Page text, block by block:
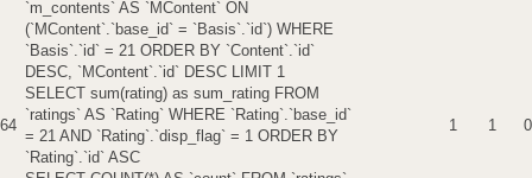
`m_contents` AS `MContent` ON
(`MContent`.`base_id` = `Basis`.`id`) WHERE
`Basis`.`id` = 21 ORDER BY `Content`.`id`
DESC, `MContent`.`id` DESC LIMIT 1
64
SELECT sum(rating) as sum_rating FROM
`ratings` AS `Rating` WHERE `Rating`.`base_id`
= 21 AND `Rating`.`disp_flag` = 1 ORDER BY
`Rating`.`id` ASC
1 1 0